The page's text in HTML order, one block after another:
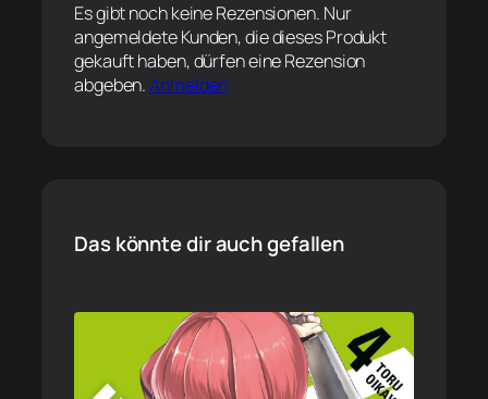
Es gibt noch keine Rezensionen. Nur
angemeldete Kunden, die dieses Produkt
gekauft haben, dürfen eine Rezension
abgeben.Anmelden
Das könnte dir auch gefallen